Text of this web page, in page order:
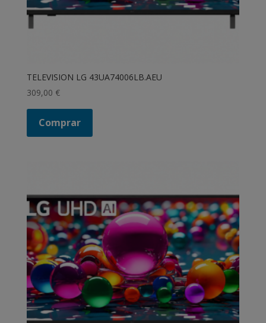
TELEVISION LG 43UA74006LB.AEU
309,00 €
Comprar